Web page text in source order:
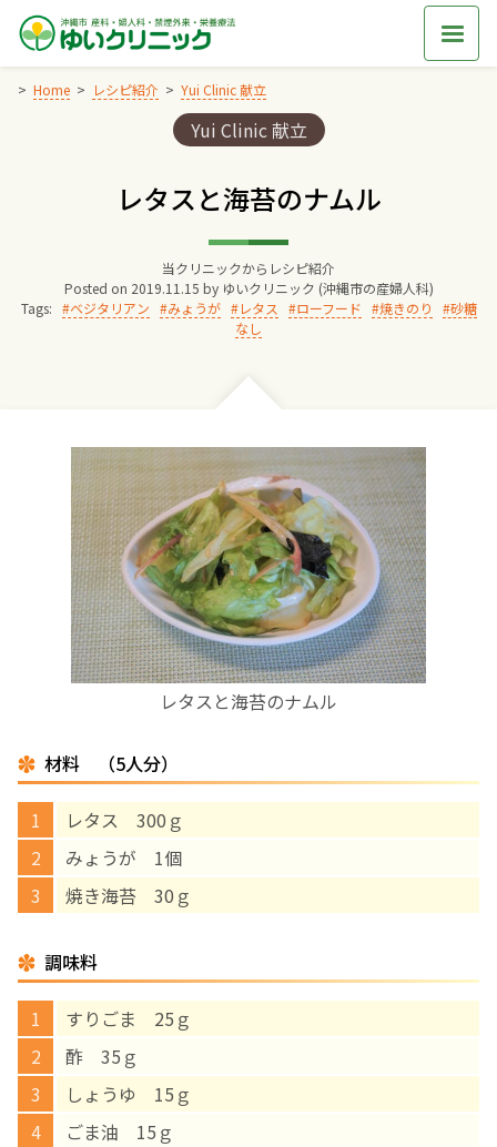
Skip
content
Home レシピ紹介 Yui Clinic 献立
Categories:
Yui Clinic 献立
レタスと海苔のナムル
当クリニックからレシピ紹介
Posted on 2019.11.15 by ゆいクリニック (沖縄市の産婦人科)
Tags:
ベジタリアン みょうが レタス ローフード 焼きのり
砂糖
なし
レタスと海苔のナムル
材料 （5人分）
レタス 300ｇ
みょうが 1個
焼き海苔 30ｇ
調味料
すりごま 25ｇ
酢 35ｇ
しょうゆ 15ｇ
ごま油 15ｇ
院長からのごあいさつ
妊婦健診
お産について
親と子の結びつき支援
母乳育児
その他の診療内容
‘さんルーム’ でさまざまな講座・クラス
遠方にお住まいで当院での出産を希望される方へ
医師プロフィール